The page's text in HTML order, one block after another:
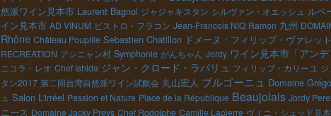
然派ワイン見本市 Laurent Bagnol ジャジャキスタン シルヴァン・オエッシュ ルペ
イン見本市 AD VINUM ビストロ・フラコン Jean-Francois NIQ Ramon 九州
Rhône Château Poupille Sebastien Chatillon ドメーヌ・フィリップ・ヴァレット
RECREATION アシニャン村 Symphonie がんちゃん Jordy ワイン見本市「アンデ
ニコラ・レオ Chef Ishida ジャン・クロード・ラパリュ フィリップ・カリーユ
タン2017 第二回台湾自然派ワイン試飲会 丸山宏人 ブルゴーニュ Domaine
ュ Salon L'irréel Passion et Nature Place de la République Beaujolais Jordy
ニース Domaine Jacky Preys Chef Rodolphe Camille Lapierre ヴィニ・シュッド見